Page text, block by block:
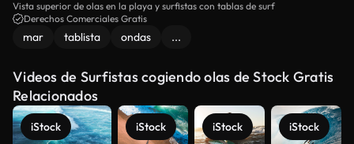
Vista superior de olas en la playa y surfistas con tablas de surf
Derechos Comerciales Gratis
mar tablista ondas ...
Videos de Surfistas cogiendo olas de Stock Gratis
Relacionados
iStock iStock iStock iStock